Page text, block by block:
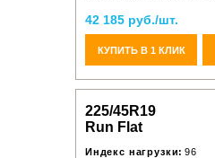
42 185 руб./шт.
КУПИТЬ В 1 КЛИК
225/45R19
Run Flat
Индекс нагрузки: 96